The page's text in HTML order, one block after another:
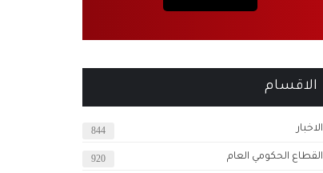
الاقسام
الاخبار 844
القطاع الحكومي العام 920